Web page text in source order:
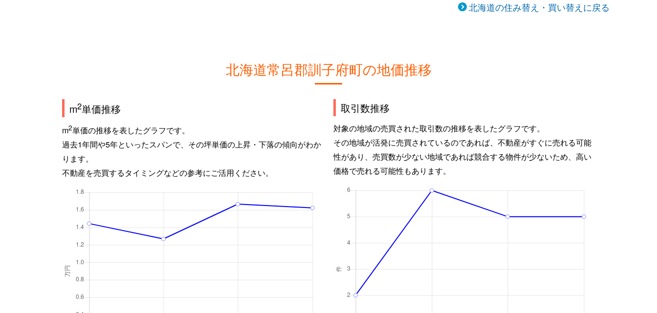
北海道の住み替え・買い替えに戻る
北海道常呂郡訓子府町の地価推移
m2単価推移
m2単価の推移を表したグラフです。
過去1年間や5年といったスパンで、その坪単価の上昇・下落の傾向がわか
ります。
不動産を売買するタイミングなどの参考にご活用ください。
取引数推移
対象の地域の売買された取引数の推移を表したグラフです。
その地域が活発に売買されているのであれば、不動産がすぐに売れる可能
性があり、売買数が少ない地域であれば競合する物件が少ないため、高い
価格で売れる可能性もあります。